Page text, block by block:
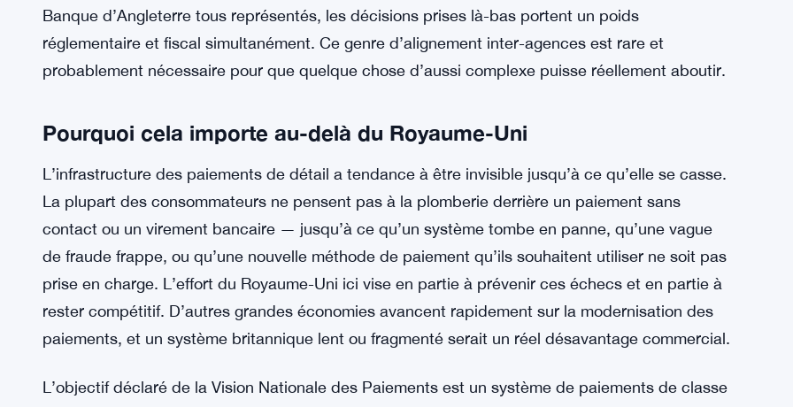
LECTURE CONNEXE:
La FCA cible 4 défaillances clés dans les anciens livres de pensions
fermés
des Paiements, ce qui signifie qu’il a un réel pouvoir sur les parties du plan qui avancent
rapidement et celles qui sont retardées. Avec le Trésor de Sa Majesté, la FCA, le PSR et la
Banque d’Angleterre tous représentés, les décisions prises là-bas portent un poids
réglementaire et fiscal simultanément. Ce genre d’alignement inter-agences est rare et
probablement nécessaire pour que quelque chose d’aussi complexe puisse réellement aboutir.
Pourquoi cela importe au-delà du Royaume-Uni
La plupart des consommateurs ne pensent pas à la plomberie derrière un paiement sans